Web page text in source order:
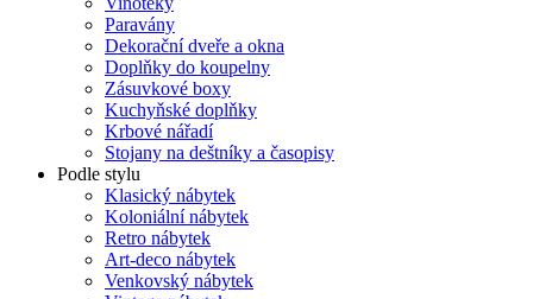
Paravány
Dekorační dveře a okna
Doplňky do koupelny
Zásuvkové boxy
Kuchyňské doplňky
Krbové nářadí
Stojany na deštníky a časopisy
Podle stylu
Klasický nábytek
Koloniální nábytek
Retro nábytek
Art-deco nábytek
Venkovský nábytek